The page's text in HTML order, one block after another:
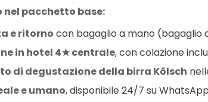
nel pacchetto base:
e ritorno con bagaglio a mano (bagaglio
in hotel 4★ centrale, con colazione
di degustazione della birra Kölsch
e umano, disponibile 24/7 su